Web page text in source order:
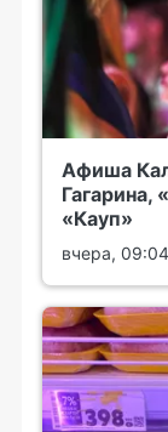
Афиша
«Кауп»
вчера, 09:04